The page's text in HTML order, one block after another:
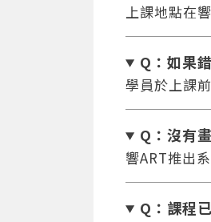
上課地點在
Q：如果
學員於上課
Q：沒有
響ART推出
Q：課程